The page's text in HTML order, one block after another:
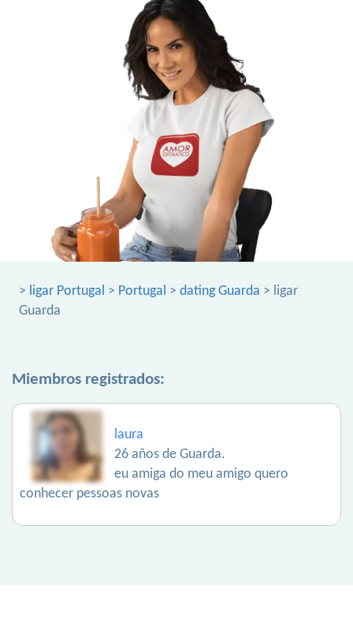
> ligar Portugal > Portugal > dating Guarda > ligar
Guarda
Miembros registrados:
laura
26 años de Guarda.
eu amiga do meu amigo quero
conhecer pessoas novas